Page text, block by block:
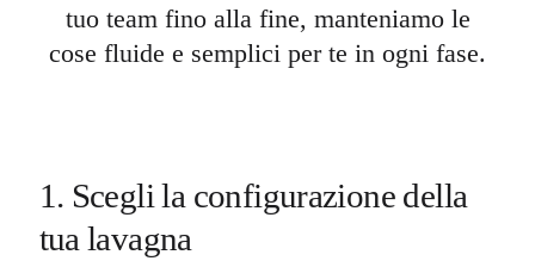
tuo team fino alla fine, manteniamo le
cose fluide e semplici per te in ogni fase.
1. Scegli la configurazione della
tua lavagna